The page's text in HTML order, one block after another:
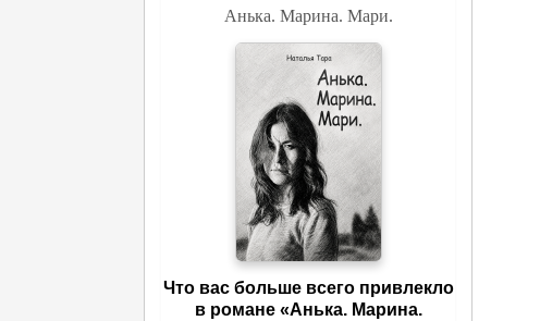
Анька. Марина. Мари.
Что вас больше всего привлекло
в романе «Анька. Марина.